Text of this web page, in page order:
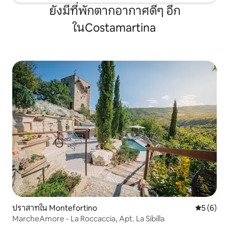
ยังมีที่พักตากอากาศดีๆ อีก
ในCostamartina
ปราสาทใน Montefortino คะแนนเฉ
5 (6)
MarcheAmore - La Roccaccia, Apt. La Sibilla